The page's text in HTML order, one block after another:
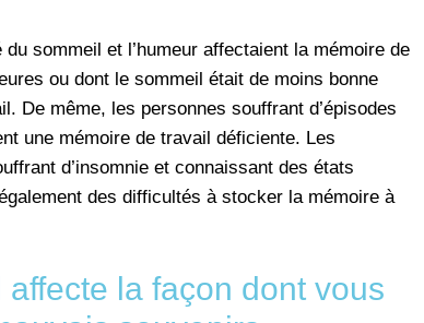
sommeil et l’humeur affectaient la mémoire de
ou dont le sommeil était de moins bonne
De même, les personnes souffrant d’épisodes
une mémoire de travail déficiente. Les
d’insomnie et connaissant des états
des difficultés à stocker la mémoire à
la façon dont vous